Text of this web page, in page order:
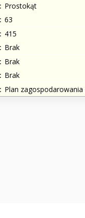
Prostokąt
63
415
Brak
Brak
Brak
Plan